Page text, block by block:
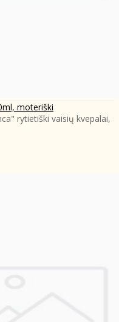
moteriški
rytietiški vaisių kvepalai,